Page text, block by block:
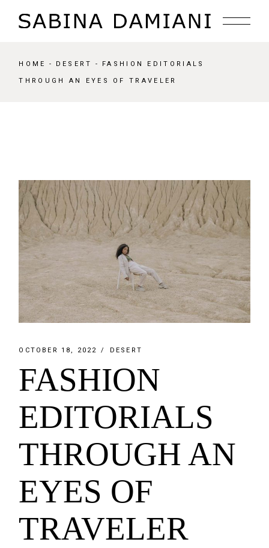
HOME DESERT FASHION EDITORIALS
THROUGH AN EYES OF TRAVELER
OCTOBER 18, 2022 DESERT
FASHION
EDITORIALS
THROUGH AN
EYES OF
TRAVELER